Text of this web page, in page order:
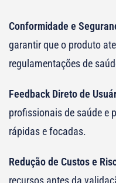
Conformidade e
garantir que o produto
regulamentações de
Feedback Direto de
profissionais de saúde e
rápidas e focadas.
Redução de Custos e
recursos antes da